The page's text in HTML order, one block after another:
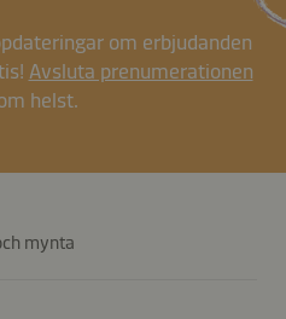
om erbjudanden
Avsluta prenumerationen
helst.
mynta